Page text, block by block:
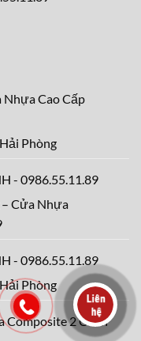
Cao Cấp
Phòng
- 0986.55.11.89
Cửa Nhựa
- 0986.55.11.89
Phòng
Composite 2 Cánh